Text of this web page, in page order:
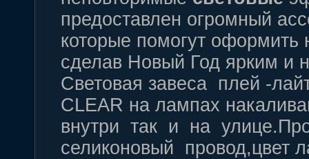
предоставлен огромный
которые помогут
сделав Новый Год ярким и
Световая завеса плей -
CLEAR на лампах
внутри так и на
селиконовый провод,цвет